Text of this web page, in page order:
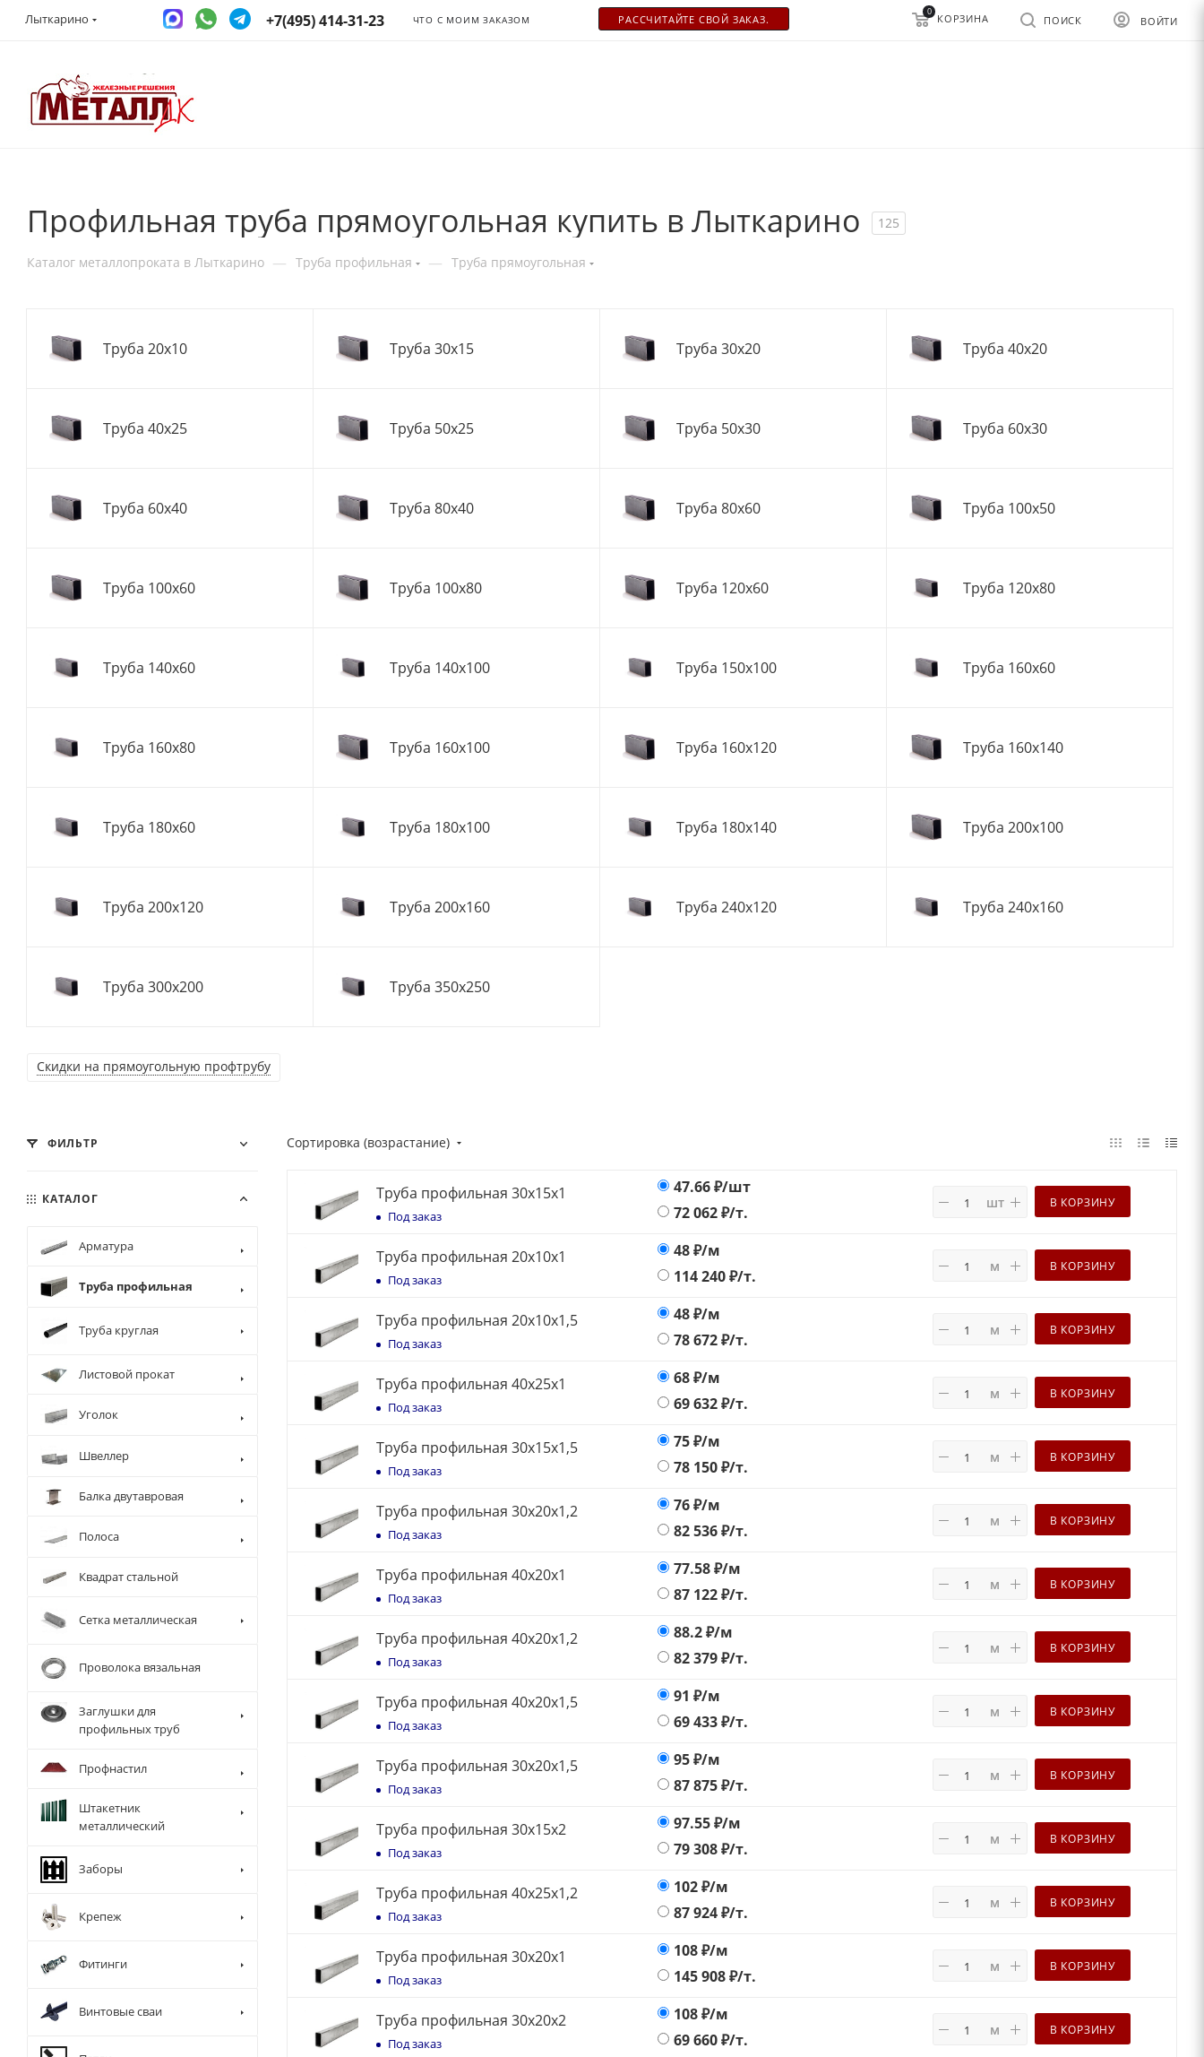
Лыткарино +7(495) 414-31-23 ЧТО С МОИМ ЗАКАЗОМ РАСCЧИТАЙТЕ СВОЙ ЗАКАЗ. ВОЙТИ
ПОИСК
0
КОРЗИНА
Профильная труба прямоугольная купить в Лыткарино 125
Каталог металлопроката в Лыткарино — Труба профильная — Труба прямоугольная
Труба 20x10 Труба 30x15 Труба 30x20 Труба 40x20
Труба 40x25 Труба 50x25 Труба 50x30 Труба 60x30
Труба 60x40 Труба 80x40 Труба 80x60 Труба 100x50
Труба 100x60 Труба 100x80 Труба 120x60 Труба 120x80
Труба 140x60 Труба 140x100 Труба 150x100 Труба 160x60
Труба 160x80 Труба 160x100 Труба 160x120 Труба 160x140
Труба 180x60 Труба 180x100 Труба 180x140 Труба 200x100
Труба 200x120 Труба 200x160 Труба 240x120 Труба 240x160
Труба 300x200 Труба 350x250
Скидки на прямоугольную профтрубу
Сортировка (возрастание)
Труба профильная 30х15х1
Под заказ
47.66₽/шт
72 062₽/т.
шт В КОРЗИНУ
Труба профильная 20х10х1
Под заказ
48₽/м
114 240₽/т.
м В КОРЗИНУ
Труба профильная 20х10х1,5
Под заказ
48₽/м
78 672₽/т.
м В КОРЗИНУ
Труба профильная 40х25х1
Под заказ
68₽/м
69 632₽/т.
м В КОРЗИНУ
Труба профильная 30х15х1,5
Под заказ
75₽/м
78 150₽/т.
м В КОРЗИНУ
Труба профильная 30х20х1,2
Под заказ
76₽/м
82 536₽/т.
м В КОРЗИНУ
Труба профильная 40х20х1
Под заказ
77.58₽/м
87 122₽/т.
м В КОРЗИНУ
Труба профильная 40х20х1,2
Под заказ
88.2₽/м
82 379₽/т.
м В КОРЗИНУ
Труба профильная 40х20х1,5
Под заказ
91 ₽/м
69 433₽/т.
м В КОРЗИНУ
Труба профильная 30х20х1,5
Под заказ
95₽/м
87 875₽/т.
м В КОРЗИНУ
Труба профильная 30х15х2
Под заказ
97.55₽/м
79 308₽/т.
м В КОРЗИНУ
Труба профильная 40х25х1,2
Под заказ
102₽/м
87 924₽/т.
м В КОРЗИНУ
Труба профильная 30х20х1
Под заказ
108₽/м
145 908₽/т.
м В КОРЗИНУ
Труба профильная 30х20х2
Под заказ
108₽/м
69 660₽/т.
м В КОРЗИНУ
ФИЛЬТР
КАТАЛОГ
Арматура
Труба профильная
Труба круглая
Листовой прокат
Уголок
Швеллер
Балка двутавровая
Полоса
Квадрат стальной
Сетка металлическая
Проволока вязальная
Заглушки для
профильных труб
Профнастил
Штакетник
металлический
Заборы
Крепеж
Фитинги
Винтовые сваи